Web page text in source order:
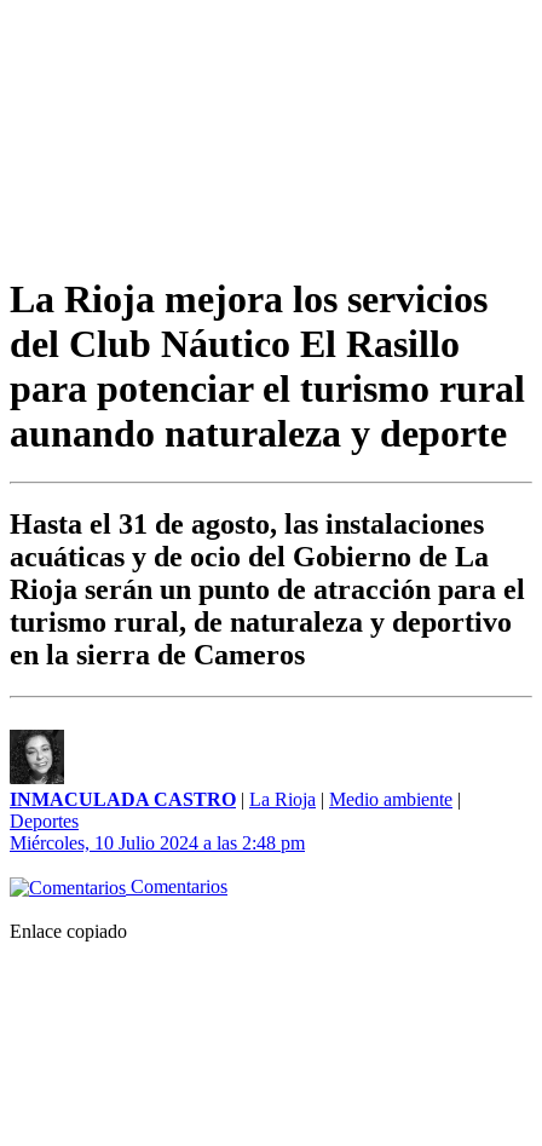
La Rioja mejora los servicios
del Club Náutico El Rasillo
para potenciar el turismo rural
aunando naturaleza y deporte
Hasta el 31 de agosto, las instalaciones
acuáticas y de ocio del Gobierno de La
Rioja serán un punto de atracción para el
turismo rural, de naturaleza y deportivo
en la sierra de Cameros
INMACULADA CASTRO | La Rioja | Medio ambiente |
Deportes
Miércoles, 10 Julio 2024 a las 2:48 pm
Comentarios
Enlace copiado